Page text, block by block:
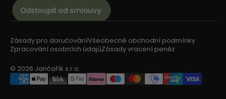
Zásady pro doručováníVšeobecné obchodní podmínky
Zpracování osobních údajůZásady vracení peněz
© 2026 Jančařík s.r.o.